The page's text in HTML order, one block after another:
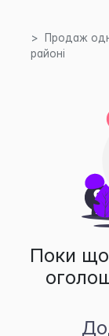
Продаж
районі
Поки що